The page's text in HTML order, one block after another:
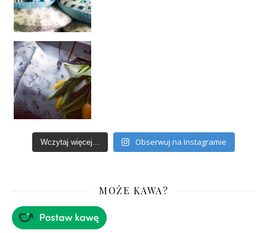
Wczytaj więcej... Obserwuj na Instagramie
MOŻE KAWA?